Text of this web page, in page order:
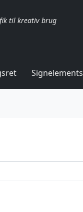
til kreativ brug
Signelements